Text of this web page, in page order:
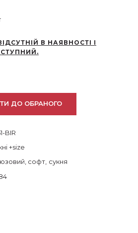
В НАЯВНОСТІ І
ДО ОБРАНОГО
BIR
+size
, софт, сукня